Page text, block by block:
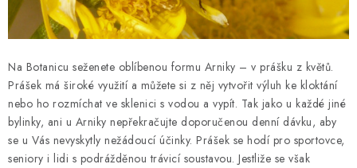
Na Botanicu seženete oblíbenou formu Arniky – v prášku z květů.
Prášek má široké využití a můžete si z něj vytvořit výluh ke kloktání
nebo ho rozmíchat ve sklenici s vodou a vypít. Tak jako u každé jiné
bylinky, ani u Arniky nepřekračujte doporučenou denní dávku, aby
se u Vás nevyskytly nežádoucí účinky. Prášek se hodí pro sportovce,
seniory i lidi s podrážděnou trávicí soustavou. Jestliže se však